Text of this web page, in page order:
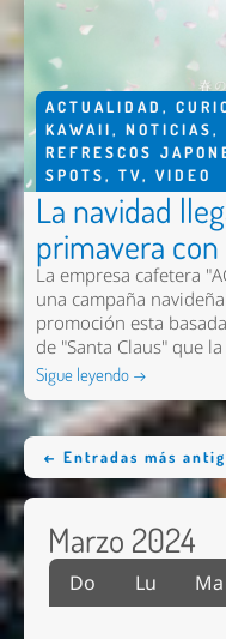
ACTUALIDAD ,
KAWAII, NOTICIAS,
REFRESCOS
SPOTS, TV, VIDEO
La navidad
primavera
La empresa cafetera
una campaña
promoción esta
de "Santa Claus" que
Sigue leyendo →
← Entradas más
Marzo 2024
Do Lu Ma